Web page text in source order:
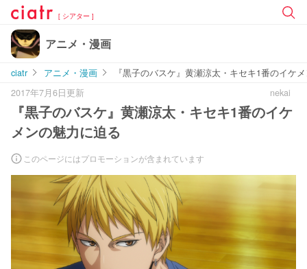
[ シアター ]
アニメ・漫画
ciatr アニメ・漫画
『黒子のバスケ』黄瀬涼太・キセキ1番のイケ
2017年7月6日更新
nekai
『黒子のバスケ』黄瀬涼太・キセキ1番のイケ
メンの魅力に迫る
このページにはプロモーションが含まれています